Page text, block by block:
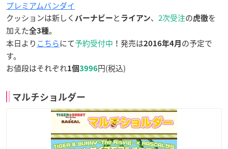
プレミアムバンダイ
クッションは新しく バーナビー と ライアン、 2次受注の虎徹を
加えた全3種。
本日より こちらにて予約受付中 ！発売は2016年4月 の予定で
す。
お値段はそれぞれ1個 3996円(税込)
マルチショルダー